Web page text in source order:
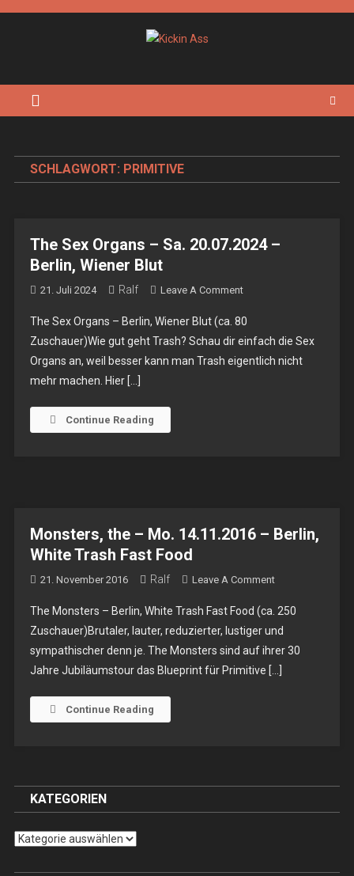
SCHLAGWORT: PRIMITIVE
The Sex Organs – Sa. 20.07.2024 –
Berlin, Wiener Blut
21. Juli 2024 Ralf Leave A CommentOn
Sex
Organs
–
The Sex Organs – Berlin, Wiener Blut (ca. 80
Zuschauer)Wie gut geht Trash? Schau dir einfach die Sex
Organs an, weil besser kann man Trash eigentlich nicht
mehr machen. Hier […]
Continue Reading
Monsters, the – Mo. 14.11.2016 – Berlin,
White Trash Fast Food
21. November 2016 Ralf Leave A CommentOn
The
–
Mo.
The Monsters – Berlin, White Trash Fast Food (ca. 250
Zuschauer)Brutaler, lauter, reduzierter, lustiger und
sympathischer denn je. The Monsters sind auf ihrer 30
Jahre Jubiläumstour das Blueprint für Primitive […]
Continue Reading
KATEGORIEN
Kategorien